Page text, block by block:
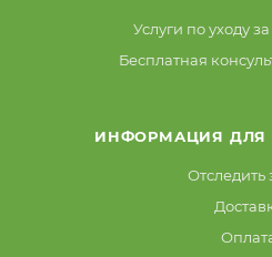
Услуги по уходу
Бесплатная
ИНФОРМАЦИЯ ДЛЯ
Отследить